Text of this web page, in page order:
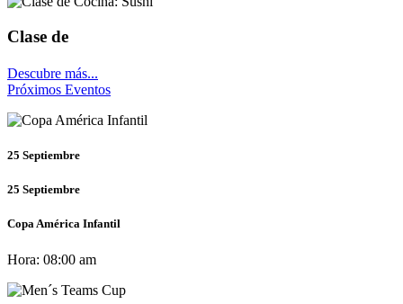
Clase de
Descubre más...
Próximos Eventos
25 Septiembre
25 Septiembre
Copa América Infantil
Hora: 08:00 am